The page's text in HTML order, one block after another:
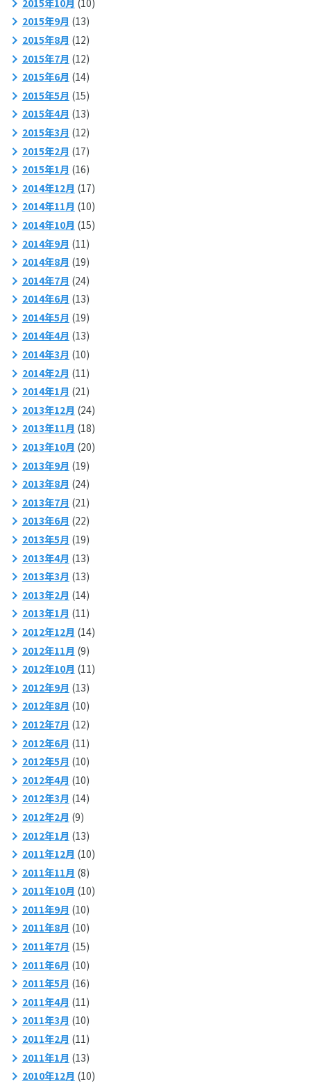
2015年9月 (13)
2015年8月 (12)
2015年7月 (12)
2015年6月 (14)
2015年5月 (15)
2015年4月 (13)
2015年3月 (12)
2015年2月 (17)
2015年1月 (16)
2014年12月 (17)
2014年11月 (10)
2014年10月 (15)
2014年9月 (11)
2014年8月 (19)
2014年7月 (24)
2014年6月 (13)
2014年5月 (19)
2014年4月 (13)
2014年3月 (10)
2014年2月 (11)
2014年1月 (21)
2013年12月 (24)
2013年11月 (18)
2013年10月 (20)
2013年9月 (19)
2013年8月 (24)
2013年7月 (21)
2013年6月 (22)
2013年5月 (19)
2013年4月 (13)
2013年3月 (13)
2013年2月 (14)
2013年1月 (11)
2012年12月 (14)
2012年11月 (9)
2012年10月 (11)
2012年9月 (13)
2012年8月 (10)
2012年7月 (12)
2012年6月 (11)
2012年5月 (10)
2012年4月 (10)
2012年3月 (14)
2012年2月 (9)
2012年1月 (13)
2011年12月 (10)
2011年11月 (8)
2011年10月 (10)
2011年9月 (10)
2011年8月 (10)
2011年7月 (15)
2011年6月 (10)
2011年5月 (16)
2011年4月 (11)
2011年3月 (10)
2011年2月 (11)
2011年1月 (13)
2010年12月 (10)